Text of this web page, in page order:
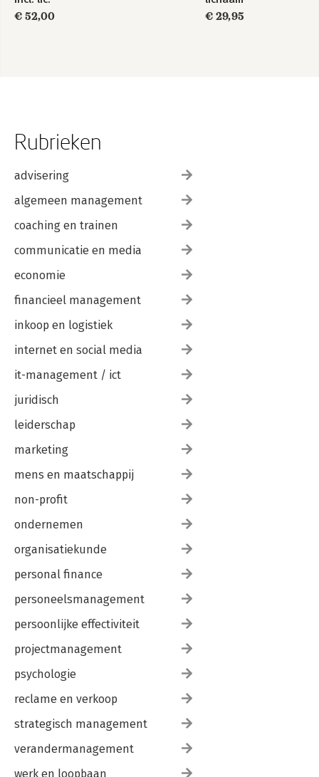
€ 52,00
€ 29,95
Rubrieken
advisering
algemeen management
coaching en trainen
communicatie en media
economie
financieel management
inkoop en logistiek
internet en social media
it-management / ict
juridisch
leiderschap
marketing
mens en maatschappij
non-profit
ondernemen
organisatiekunde
personal finance
personeelsmanagement
persoonlijke effectiviteit
projectmanagement
psychologie
reclame en verkoop
strategisch management
verandermanagement
werk en loopbaan